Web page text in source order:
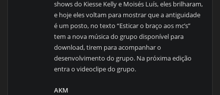
shows do Kiesse Kelly e Moisés Luís, eles brilharam,
e hoje eles voltam para mostrar que a antiguidade
é um posto, no texto “Esticar o braço aos mc’s”
tem a nova música do grupo disponível para
download, tirem para acompanhar o
desenvolvimento do grupo. Na próxima edição
entra o videoclipe do grupo.
AKM